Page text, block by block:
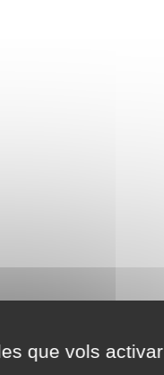
que vols activar